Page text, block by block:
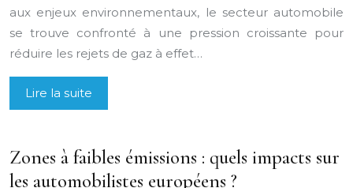
aux enjeux environnementaux, le secteur automobile
se trouve confronté à une pression croissante pour
réduire les rejets de gaz à effet…
Lire la suite
Zones à faibles émissions : quels impacts sur
les automobilistes européens ?